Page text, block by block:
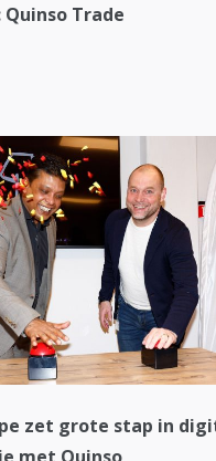
Trade
zet grote stap in